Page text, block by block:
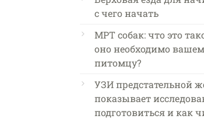
с чего начать
МРТ собак: что это
оно необходимо
питомцу?
УЗИ предстательной
показывает
подготовиться и как